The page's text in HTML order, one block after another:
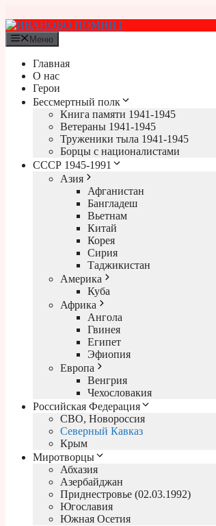
к
содержимому
Меню
Главная
О нас
Герои
Бессмертный полк
Книга памяти 1941-1945
Ветераны 1941-1945
Труженики тыла 1941-1945
Борцы с националистами
СССР 1945-1991
Азия
Афганистан
Бангладеш
Вьетнам
Китай
Корея
Сирия
Таджикистан
Америка
Куба
Африка
Ангола
Гвинея
Египет
Эфиопия
Европа
Венгрия
Чехословакия
Российская Федерация
СВО, Новороссия
Северный Кавказ
Крым
Миротворцы
Абхазия
Азербайджан
Приднестровье (02.03.1992)
Югославия
Южная Осетия